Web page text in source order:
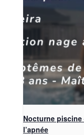
Nocturne
l’apnée